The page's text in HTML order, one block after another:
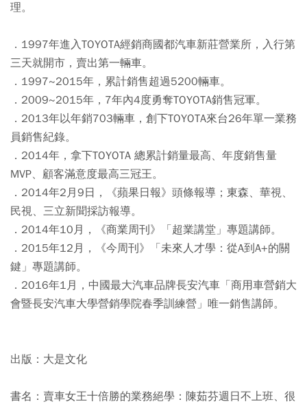
理。
．1997年進入TOYOTA經銷商國都汽車新莊營業所，入行第
三天就開市，賣出第一輛車。
．1997~2015年，累計銷售超過5200輛車。
．2009~2015年，7年內4度勇奪TOYOTA銷售冠軍。
．2013年以年銷703輛車，創下TOYOTA來台26年單一業務
員銷售紀錄。
．2014年，拿下TOYOTA 總累計銷量最高、年度銷售量
MVP、顧客滿意度最高三冠王。
．2014年2月9日，《蘋果日報》頭條報導；東森、華視、
民視、三立新聞採訪報導。
．2014年10月，《商業周刊》「超業講堂」專題講師。
．2015年12月，《今周刊》「未來人才學：從A到A+的關
鍵」專題講師。
．2016年1月，中國最大汽車品牌長安汽車「商用車營銷大
會暨長安汽車大學營銷學院春季訓練營」唯一銷售講師。
出版：大是文化
書名：賣車女王十倍勝的業務絕學：陳茹芬週日不上班、很